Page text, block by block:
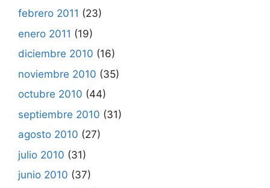
febrero 2011 (23)
enero 2011 (19)
diciembre 2010 (16)
noviembre 2010 (35)
octubre 2010 (44)
septiembre 2010 (31)
agosto 2010 (27)
julio 2010 (31)
junio 2010 (37)